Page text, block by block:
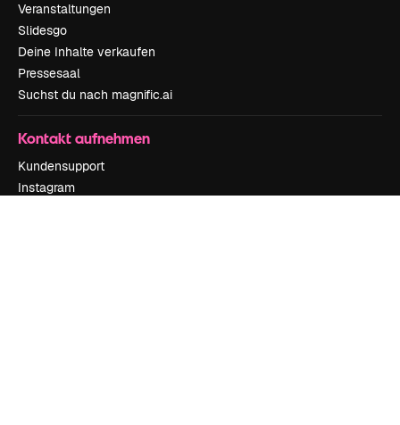
Veranstaltungen
Slidesgo
Deine Inhalte verkaufen
Pressesaal
Suchst du nach magnific.ai
Kontakt aufnehmen
Kundensupport
Instagram